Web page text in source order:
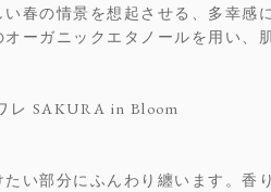
春の情景を想起させる、多幸感
ーガニックエタノールを用い、
レ SAKURA in Bloom
い部分にふんわり纏います。香